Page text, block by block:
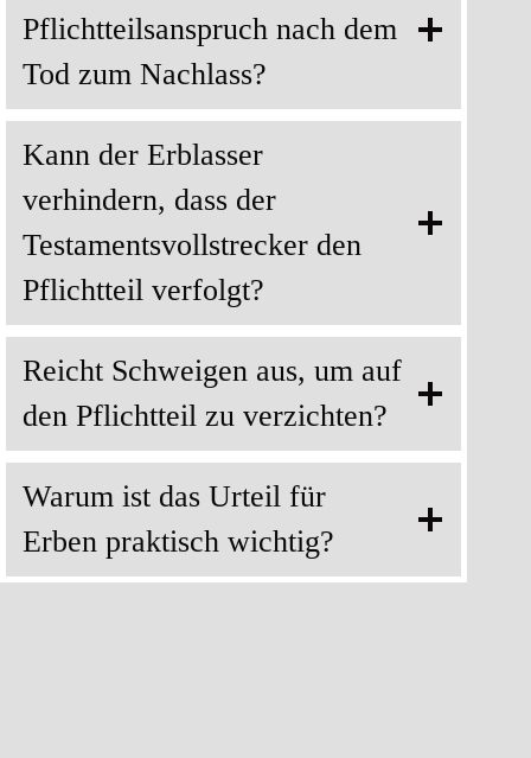
Pflichtteilsanspruch nach dem
Tod zum Nachlass?
Kann der Erblasser
verhindern, dass der
Testamentsvollstrecker den
Pflichtteil verfolgt?
Reicht Schweigen aus, um auf
den Pflichtteil zu verzichten?
Warum ist das Urteil für
Erben praktisch wichtig?